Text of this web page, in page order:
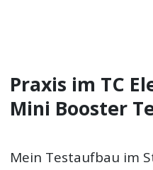
Praxis im TC
Mini Booster
Mein Testaufbau im